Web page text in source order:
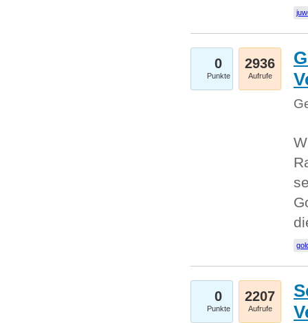
0
Punkte
2936
Aufrufe
0
Punkte
2207
Aufrufe